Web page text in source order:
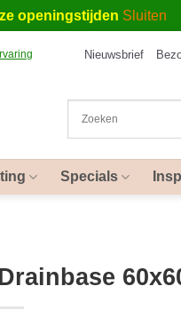
openingstijden Sluiten
Nieuwsbrief
Specials